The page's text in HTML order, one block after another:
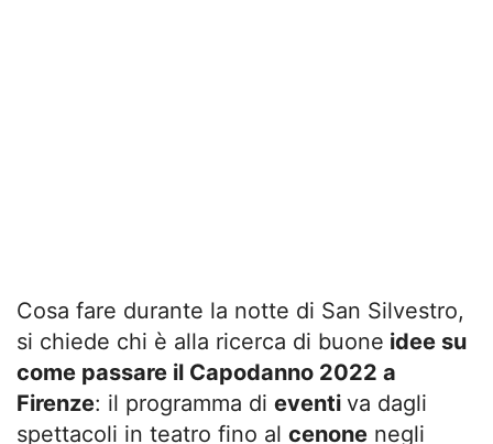
Cosa fare durante la notte di San Silvestro,
si chiede chi è alla ricerca di buone idee su
come passare il Capodanno 2022 a
Firenze: il programma di eventi va dagli
spettacoli in teatro fino al cenone negli